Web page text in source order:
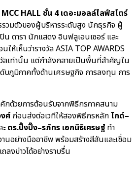
MCC HALL ชั้น 4 เดอะมอลล์ไลฟ์สโตร์
รวมตัวของผู้บริหารระดับสูง นักธุรกิจ ผู้
ดารา นักแสดง อินฟลูเอนเซอร์ และ
ห้เห็นว่ารางวัล ASIA TOP AWARDS
วัลเท่านั้น แต่กำลังกลายเป็นพื้นที่สำคัญใน
บภูมิภาคทั้งด้านเศรษฐกิจ การลงทุน การ
กด้วยการต้อนรับจากพิธีกรภาคสนาม
ศ์ ก่อนส่งต่อเวทีให้สองพิธีกรหลักไกด์–
ะดร.ปิ๊งปิ๊ง–รภัทร เอกนิธิเศรษฐ์ ทำ
นอย่างมืออาชีพ พร้อมสร้างสีสันและเชื่อม
งข่าวได้อย่างราบรื่น